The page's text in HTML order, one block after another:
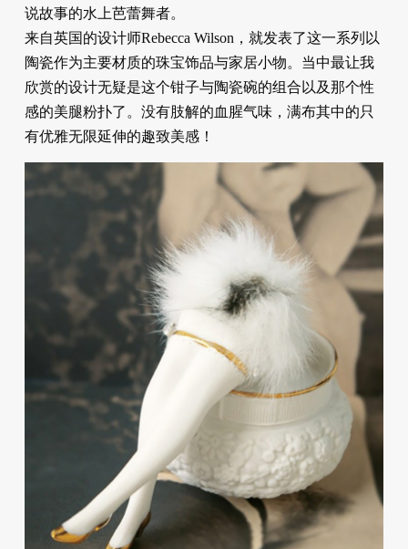
说故事的水上芭蕾舞者。
来自英国的设计师Rebecca Wilson，就发表了这一系列以
陶瓷作为主要材质的珠宝饰品与家居小物。当中最让我
欣赏的设计无疑是这个钳子与陶瓷碗的组合以及那个性
感的美腿粉扑了。没有肢解的血腥气味，满布其中的只
有优雅无限延伸的趣致美感！